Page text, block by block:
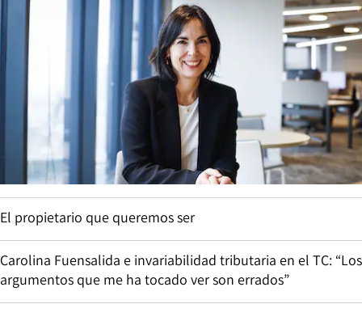
El propietario que queremos ser
Carolina Fuensalida e invariabilidad tributaria en el TC: “Los
argumentos que me ha tocado ver son errados”